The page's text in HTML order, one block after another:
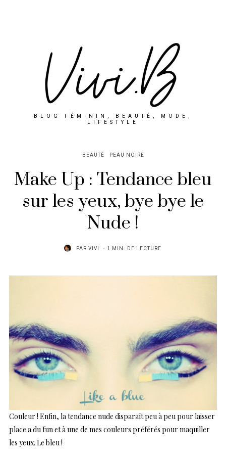
BLOG FÉMININ, BEAUTÉ, MODE,
LIFESTYLE
BEAUTÉ PEAU NOIRE
Make Up : Tendance bleu
sur les yeux, bye bye le
Nude !
PAR VIVI 1 MIN. DE LECTURE
Couleur ! Enfin, la tendance nude disparaît peu à peu pour laisser
place a du fun et à une de mes couleurs préférés pour maquiller
les yeux. Le bleu !